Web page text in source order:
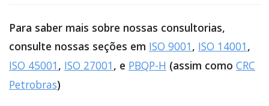
Para saber mais sobre nossas consultorias,
consulte nossas seções em ISO 9001, ISO 14001,
ISO 45001, ISO 27001, e PBQP-H (assim como CRC
Petrobras)